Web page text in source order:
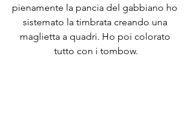
pienamente la pancia del gabbiano ho
sistemato la timbrata creando una
maglietta a quadri. Ho poi colorato
tutto con i tombow.